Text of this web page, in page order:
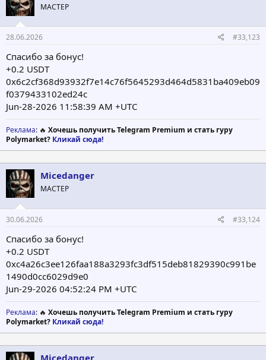
МАСТЕР
28.06.2026 #33,123
Спасибо за бонус!
+0.2 USDT
0x6c2cf368d93932f7e14c76f5645293d464d5831ba409eb09
f0379433102ed24c
Jun-28-2026 11:58:39 AM +UTC
Реклама: 🔥 Хочешь получить Telegram Premium и стать гуру
Polymarket? Кликай сюда!
Micedanger
МАСТЕР
30.06.2026 #33,124
Спасибо за бонус!
+0.2 USDT
0xc4a26c3ee126faa188a3293fc3df515deb81829390c991be
1490d0cc6029d9e0
Jun-29-2026 04:52:24 PM +UTC
Реклама: 🔥 Хочешь получить Telegram Premium и стать гуру
Polymarket? Кликай сюда!
Micedanger